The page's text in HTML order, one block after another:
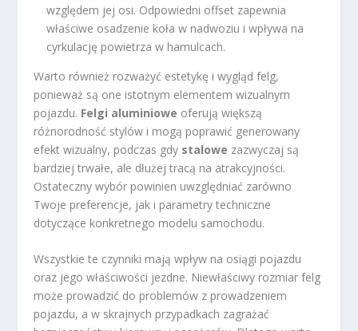
względem jej osi. Odpowiedni offset zapewnia
właściwe osadzenie koła w nadwoziu i wpływa na
cyrkulację powietrza w hamulcach.
Warto również rozważyć estetykę i wygląd felg,
ponieważ są one istotnym elementem wizualnym
pojazdu. Felgi aluminiowe oferują większą
różnorodność stylów i mogą poprawić generowany
efekt wizualny, podczas gdy stalowe zazwyczaj są
bardziej trwałe, ale dłużej tracą na atrakcyjności.
Ostateczny wybór powinien uwzględniać zarówno
Twoje preferencje, jak i parametry techniczne
dotyczące konkretnego modelu samochodu.
Wszystkie te czynniki mają wpływ na osiągi pojazdu
oraz jego właściwości jezdne. Niewłaściwy rozmiar felg
może prowadzić do problemów z prowadzeniem
pojazdu, a w skrajnych przypadkach zagrażać